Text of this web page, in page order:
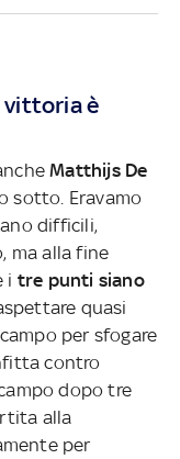
vittoria è
Matthijs De
sotto. Eravamo
difficili,
ma alla fine
i tre punti siano
quasi
per sfogare
contro
dopo tre
alla
per